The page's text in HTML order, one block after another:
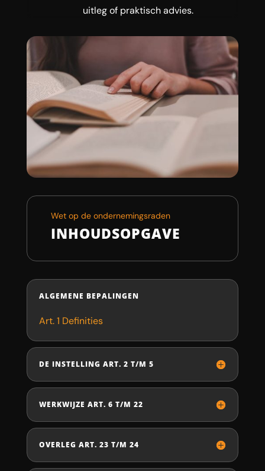
uitleg of praktisch advies.
Wet op de ondernemingsraden
INHOUDSOPGAVE
ALGEMENE BEPALINGEN
Art. 1 Definities
DE INSTELLING ART. 2 T/M 5
WERKWIJZE ART. 6 T/M 22
OVERLEG ART. 23 T/M 24